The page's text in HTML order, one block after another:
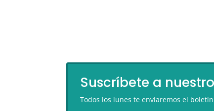
Suscríbete a
Todos los lunes te enviaremos el